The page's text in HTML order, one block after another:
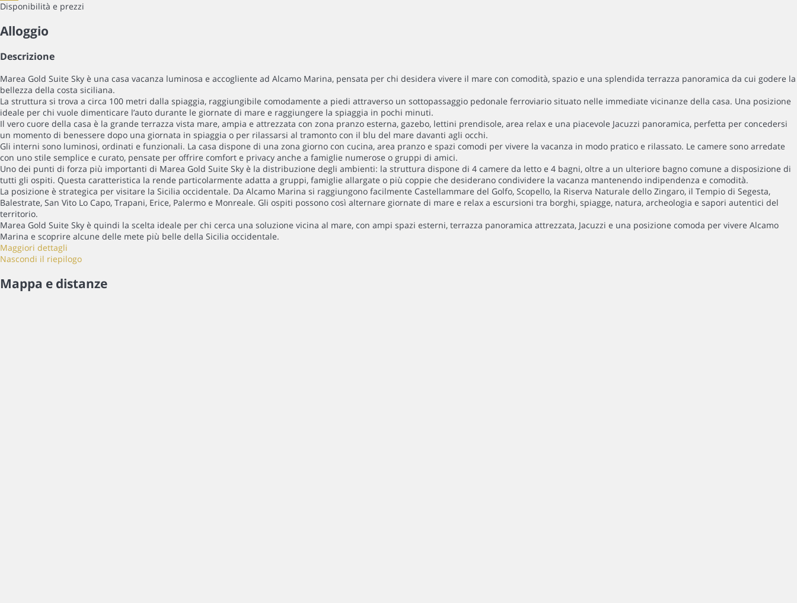
Disponibilità e prezzi
Alloggio
Descrizione
Marea Gold Suite Sky è una casa vacanza luminosa e accogliente ad Alcamo Marina, pensata per chi desidera vivere il mare con comodità, spazio e una splendida terrazza panoramica da cui godere la
bellezza della costa siciliana.
La struttura si trova a circa 100 metri dalla spiaggia, raggiungibile comodamente a piedi attraverso un sottopassaggio pedonale ferroviario situato nelle immediate vicinanze della casa. Una posizione
ideale per chi vuole dimenticare l’auto durante le giornate di mare e raggiungere la spiaggia in pochi minuti.
Il vero cuore della casa è la grande terrazza vista mare, ampia e attrezzata con zona pranzo esterna, gazebo, lettini prendisole, area relax e una piacevole Jacuzzi panoramica, perfetta per concedersi
un momento di benessere dopo una giornata in spiaggia o per rilassarsi al tramonto con il blu del mare davanti agli occhi.
Gli interni sono luminosi, ordinati e funzionali. La casa dispone di una zona giorno con cucina, area pranzo e spazi comodi per vivere la vacanza in modo pratico e rilassato. Le camere sono arredate
con uno stile semplice e curato, pensate per offrire comfort e privacy anche a famiglie numerose o gruppi di amici.
Uno dei punti di forza più importanti di Marea Gold Suite Sky è la distribuzione degli ambienti: la struttura dispone di 4 camere da letto e 4 bagni, oltre a un ulteriore bagno comune a disposizione di
tutti gli ospiti. Questa caratteristica la rende particolarmente adatta a gruppi, famiglie allargate o più coppie che desiderano condividere la vacanza mantenendo indipendenza e comodità.
La posizione è strategica per visitare la Sicilia occidentale. Da Alcamo Marina si raggiungono facilmente Castellammare del Golfo, Scopello, la Riserva Naturale dello Zingaro, il Tempio di Segesta,
Balestrate, San Vito Lo Capo, Trapani, Erice, Palermo e Monreale. Gli ospiti possono così alternare giornate di mare e relax a escursioni tra borghi, spiagge, natura, archeologia e sapori autentici del
territorio.
Marea Gold Suite Sky è quindi la scelta ideale per chi cerca una soluzione vicina al mare, con ampi spazi esterni, terrazza panoramica attrezzata, Jacuzzi e una posizione comoda per vivere Alcamo
Marina e scoprire alcune delle mete più belle della Sicilia occidentale.
Maggiori dettagli
Nascondi il riepilogo
Mappa e distanze